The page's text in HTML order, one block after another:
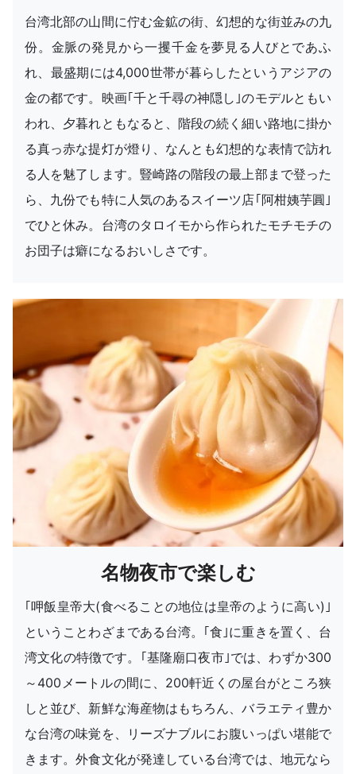
台湾北部の山間に佇む金鉱の街、幻想的な街並みの九
份。金脈の発見から一攫千金を夢見る人びとであふ
れ、最盛期には4,000世帯が暮らしたというアジアの
金の都です。映画｢千と千尋の神隠し｣のモデルともい
われ、夕暮れともなると、階段の続く細い路地に掛か
る真っ赤な提灯が燈り、なんとも幻想的な表情で訪れ
る人を魅了します。豎崎路の階段の最上部まで登った
ら、九份でも特に人気のあるスイーツ店｢阿柑姨芋圓｣
でひと休み。台湾のタロイモから作られたモチモチの
お団子は癖になるおいしさです。
名物夜市で楽しむ
｢呷飯皇帝大(食べることの地位は皇帝のように高い)｣
ということわざまである台湾。｢食｣に重きを置く、台
湾文化の特徴です。｢基隆廟口夜市｣では、わずか300
～400メートルの間に、200軒近くの屋台がところ狭
しと並び、新鮮な海産物はもちろん、バラエティ豊か
な台湾の味覚を、リーズナブルにお腹いっぱい堪能で
きます。外食文化が発達している台湾では、地元なら